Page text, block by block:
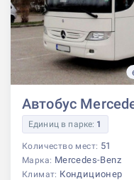
Автобус
Единиц в парке: 1
Количество мест: 51
Марка: Mercedes-Benz
Климат: Кондиционер